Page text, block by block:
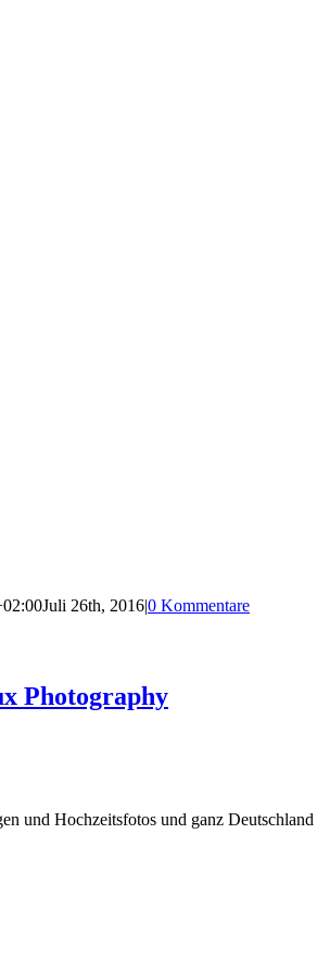
Juli 26th, 2016|0 Kommentare
Photography
und Hochzeitsfotos und ganz Deutschland